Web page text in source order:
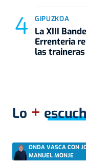
GIPUZKOA
La XIII
Errenteria
las traineras
Lo +
ONDA VASCA CON
MANUEL MONJE